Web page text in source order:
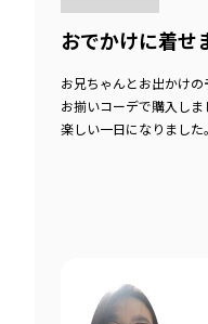
おでかけに着せ
お兄ちゃんとお出かけの
お揃いコーデで購入しま
楽しい一日になりました。